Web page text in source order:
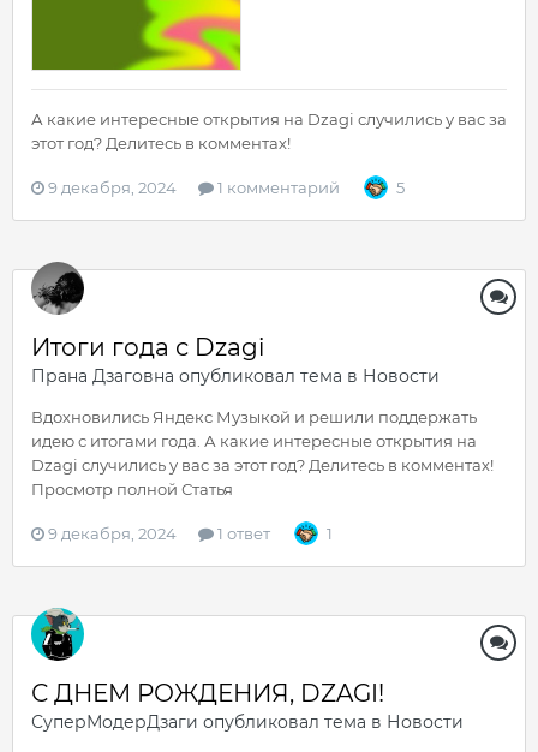
А какие интересные открытия на Dzagi случились у вас за
этот год? Делитесь в комментах!
9 декабря, 2024 1 комментарий 5
Итоги года с Dzagi
Прана Дзаговна опубликовал тема в Новости
Вдохновились Яндекс Музыкой и решили поддержать
идею с итогами года. А какие интересные открытия на
Dzagi случились у вас за этот год? Делитесь в комментах!
Просмотр полной Статья
9 декабря, 2024 1 ответ 1
С ДНЕМ РОЖДЕНИЯ, DZAGI!
СуперМодерДзаги опубликовал тема в Новости